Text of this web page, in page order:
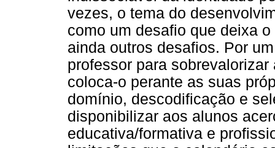
vezes, o tema do
como um desafio que deixa
ainda outros desafios. Por
professor para
coloca-o perante as suas
domínio, descodificação e
disponibilizar aos alunos
educativa/formativa e